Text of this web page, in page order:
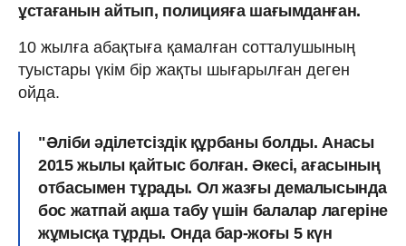
ұстағанын айтып, полицияға шағымданған.
10 жылға абақтыға қамалған сотталушының
туыстары үкім бір жақты шығарылған деген
ойда.
"Әліби әділетсіздік құрбаны болды. Анасы
2015 жылы қайтыс болған. Әкесі, ағасының
отбасымен тұрады. Ол жазғы демалысында
бос жатпай ақша табу үшін балалар лагеріне
жұмысқа тұрды. Онда бар-жоғы 5 күн